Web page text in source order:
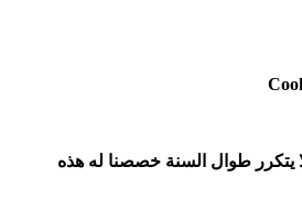
لا يتكرر طوال السنة خصصنا له هذه